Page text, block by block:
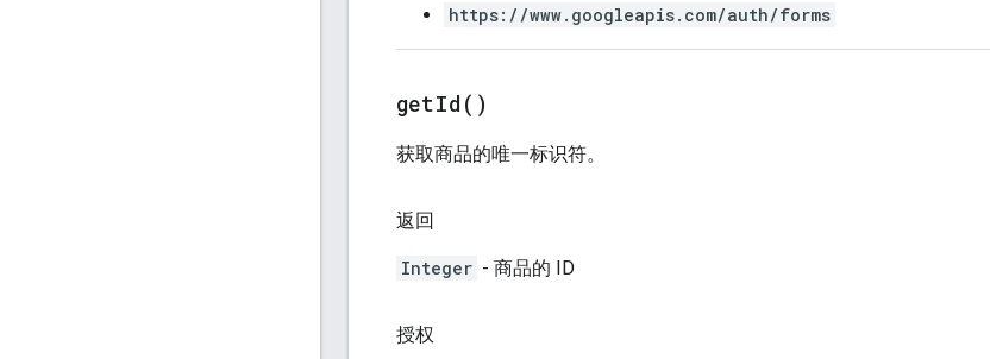
https://www.googleapis.com/auth/forms
getId( )
获取商品的唯一标识符。
返回
Integer - 商品的 ID
授权